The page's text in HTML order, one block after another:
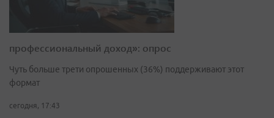
профессиональный доход»: опрос
Чуть больше трети опрошенных (36%) поддерживают этот
формат
сегодня, 17:43